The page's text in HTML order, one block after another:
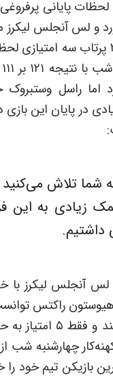
پایانی
اما راسل
در پایان این
شما تلاش می‌کنید
زیادی به این
لس آنجلس لیکرز
چهارشنبه شب
بازیکن تیم خود